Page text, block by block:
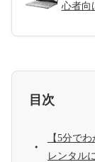
心者向
目次
【5分で
レンタル